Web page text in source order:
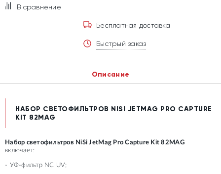
В сравнение
Бесплатная доставка
Быстрый заказ
Описание
НАБОР СВЕТОФИЛЬТРОВ NISI JETMAG PRO CAPTURE
KIT 82MAG
Набор светофильтров NiSi JetMag Pro Capture Kit 82MAG
включает:
- УФ-фильтр NC UV;